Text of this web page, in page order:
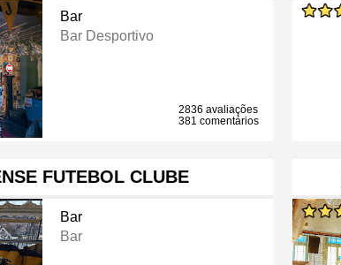
Bar
Bar Desportivo
2836 avaliações
381 comentários
FUTEBOL CLUBE
Bar
Bar